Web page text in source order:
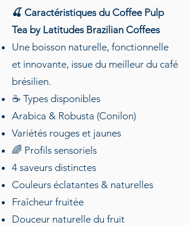
🌱 Latitudes Brazilian Coffees innove
encore
Un thé issu du café, aux bénéfices
santé, à l’empreinte durable, et au
goût inoubliable.
Explorez une nouvelle facette du
café avec le Coffee Pulp Tea !
ORDER
🍒 Caractéristiques du Coffee Pulp
Tea by Latitudes Brazilian Coffees
Une boisson naturelle, fonctionnelle
et innovante, issue du meilleur du café
brésilien.
☕ Types disponibles
Arabica & Robusta (Conilon)
Variétés rouges et jaunes
🌈 Profils sensoriels
4 saveurs distinctes
Couleurs éclatantes & naturelles
Fraîcheur fruitée
Douceur naturelle du fruit